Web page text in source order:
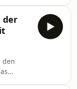
mit
Miami
der
Messi
der
den